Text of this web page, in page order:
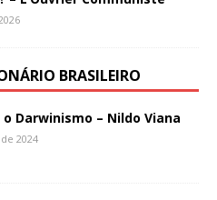
BRASILEIRO
Darwinismo – Nildo Viana
2024